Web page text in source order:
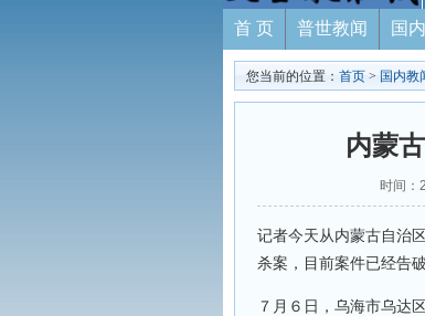
首 页 普世教闻 国
您当前的位置： 首页 > 国内教
内蒙
时间：
记者今天从内蒙古自治
杀案，目前案件已经告
７月６日，乌海市乌达